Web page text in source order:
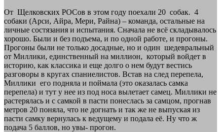
От Щелковских РОСов в этом году поехали 20 собак. 4
собаки (Арси, Айра, Мери, Райна) – команда, остальные на
личные состязания и испытания. Сначала не всё складывалось
хорошо. Были и без подъема, и по одной работе, и прогоны.
Прогоны были не только досадные, но и один шедевральный
от Миллики, единственный на миллион, который войдет в
историю, как классика и еще долго о нем будут вестись
разговоры в кругах спаниелистов. Встав на след перепела,
Миллики его подняла и поймала (это оказалась самка
перепела) и тут у нее из под носа вылетает самец. Миллики не
растерялась и с самкой в пасти понеслась за самцом, прогнав
метров 20 поняла, что не догнать и так же не выпуская из
пасти самку вернулась к ведущему и подала её. Ну что ж
подача 5 баллов, но увы- прогон.